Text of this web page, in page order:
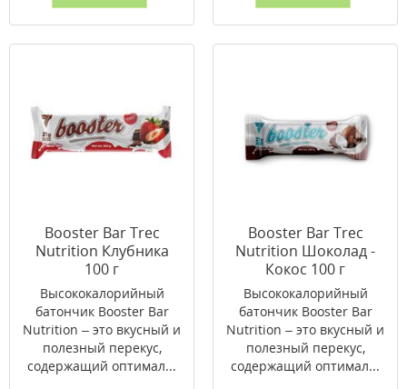
Booster Bar Trec
Nutrition Клубника
100 г
Высококалорийный
батончик Booster Bar
Nutrition – это вкусный и
полезный перекус,
содержащий оптимал...
Booster Bar Trec
Nutrition Шоколад -
Кокос 100 г
Высококалорийный
батончик Booster Bar
Nutrition – это вкусный и
полезный перекус,
содержащий оптимал...